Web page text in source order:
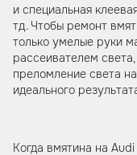
и специальная
тд. Чтобы ремонт
только умелые руки
рассеивателем
преломление света
идеального
Когда вмятина на